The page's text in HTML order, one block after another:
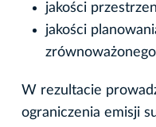
jakości
jakości
W rezultacie
ograniczenia emisji